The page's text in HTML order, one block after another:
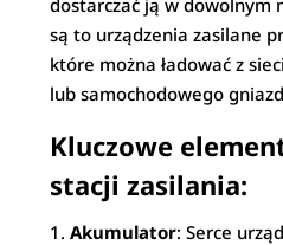
dostarczać ją w dowolnym
są to urządzenia zasilane
które można ładować z
lub samochodowego
Kluczowe
stacji zasilania:
Akumulator: Serce